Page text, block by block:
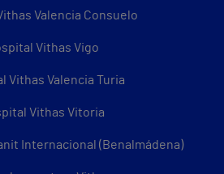
Valencia Consuelo
Vithas Vigo
Vithas Valencia Turia
Vithas Vitoria
Internacional (Benalmádena)